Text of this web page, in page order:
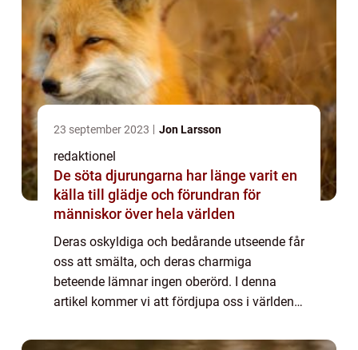
23 september 2023 Jon Larsson
redaktionel
De söta djurungarna har länge varit en
källa till glädje och förundran för
människor över hela världen
Deras oskyldiga och bedårande utseende får
oss att smälta, och deras charmiga
beteende lämnar ingen oberörd. I denna
artikel kommer vi att fördjupa oss i världen
arter, egenskaper och historiska betydelse.